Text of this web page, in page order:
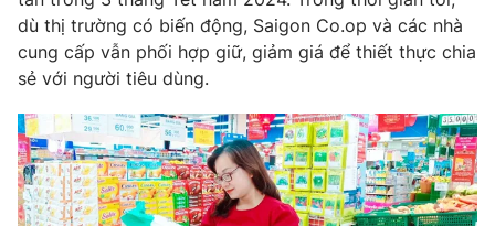
thông tin từ website này.
dù thị trường có biến động, Saigon Co.op và các nhà
cung cấp vẫn phối hợp giữ, giảm giá để thiết thực chia
sẻ với người tiêu dùng.